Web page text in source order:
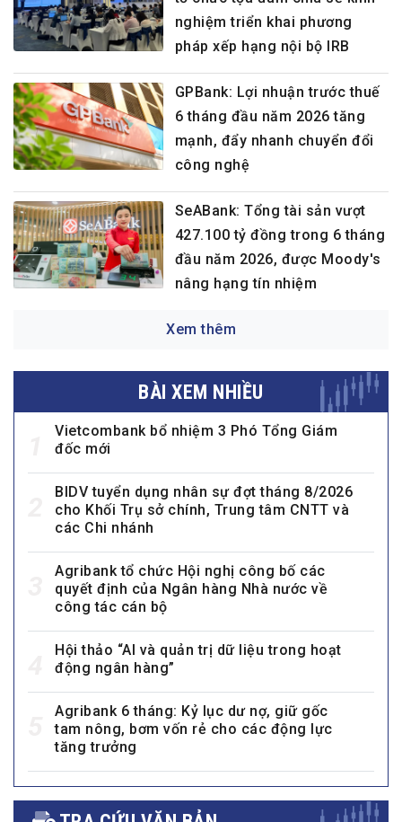
nghiệm triển khai phương
pháp xếp hạng nội bộ IRB
GPBank: Lợi nhuận trước thuế
6 tháng đầu năm 2026 tăng
mạnh, đẩy nhanh chuyển đổi
công nghệ
SeABank: Tổng tài sản vượt
427.100 tỷ đồng trong 6 tháng
đầu năm 2026, được Moody's
nâng hạng tín nhiệm
Xem thêm
BÀI XEM NHIỀU
Vietcombank bổ nhiệm 3 Phó Tổng Giám
đốc mới
BIDV tuyển dụng nhân sự đợt tháng 8/2026
cho Khối Trụ sở chính, Trung tâm CNTT và
các Chi nhánh
Agribank tổ chức Hội nghị công bố các
quyết định của Ngân hàng Nhà nước về
công tác cán bộ
Hội thảo “AI và quản trị dữ liệu trong hoạt
động ngân hàng”
Agribank 6 tháng: Kỷ lục dư nợ, giữ gốc
tam nông, bơm vốn rẻ cho các động lực
tăng trưởng